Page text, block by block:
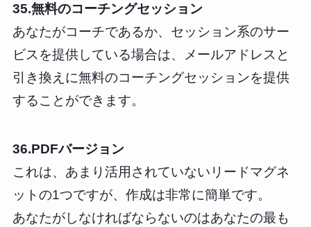
35.無料のコーチングセッション
あなたがコーチであるか、セッション系のサー
ビスを提供している場合は、メールアドレスと
引き換えに無料のコーチングセッションを提供
することができます。
36.PDFバージョン
これは、あまり活用されていないリードマグネ
ットの1つですが、作成は非常に簡単です。
あなたがしなければならないのはあなたの最も